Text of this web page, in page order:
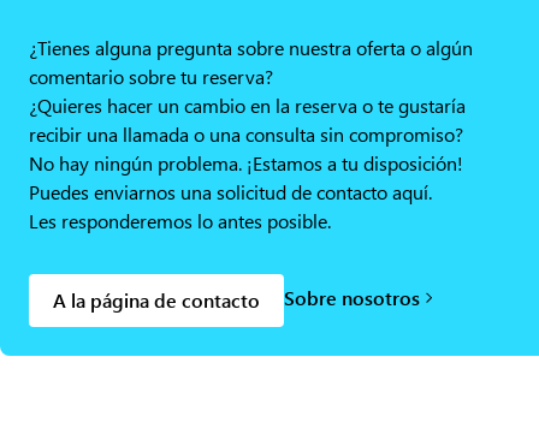
¿Tienes alguna pregunta sobre nuestra oferta o algún
comentario sobre tu reserva?
¿Quieres hacer un cambio en la reserva o te gustaría
recibir una llamada o una consulta sin compromiso?
No hay ningún problema. ¡Estamos a tu disposición!
Puedes enviarnos una solicitud de contacto aquí.
Les responderemos lo antes posible.
A la página de contacto Sobre nosotros